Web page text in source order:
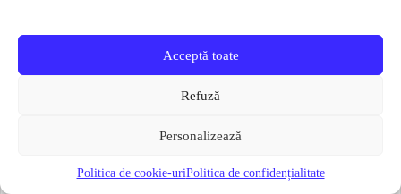
Acceptă toate
Refuză
Personalizează
Politica de cookie-uriPolitica de confidențialitate
Accesorii si Piese
piese și accesorii disponibile în catalogul actual
anvelope, camere și componente pentru roți